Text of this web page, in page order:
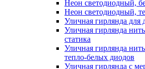
Неон светодиодный,
Неон светодиодный,
Уличная гирлянда для
Уличная гирлянда
статика
Уличная гирлянда
тепло-белых диодов
Уличная гирлянда с